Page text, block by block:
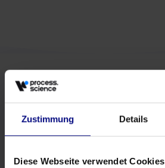
Zustimmung Details
Diese Webseite verwendet Cookies